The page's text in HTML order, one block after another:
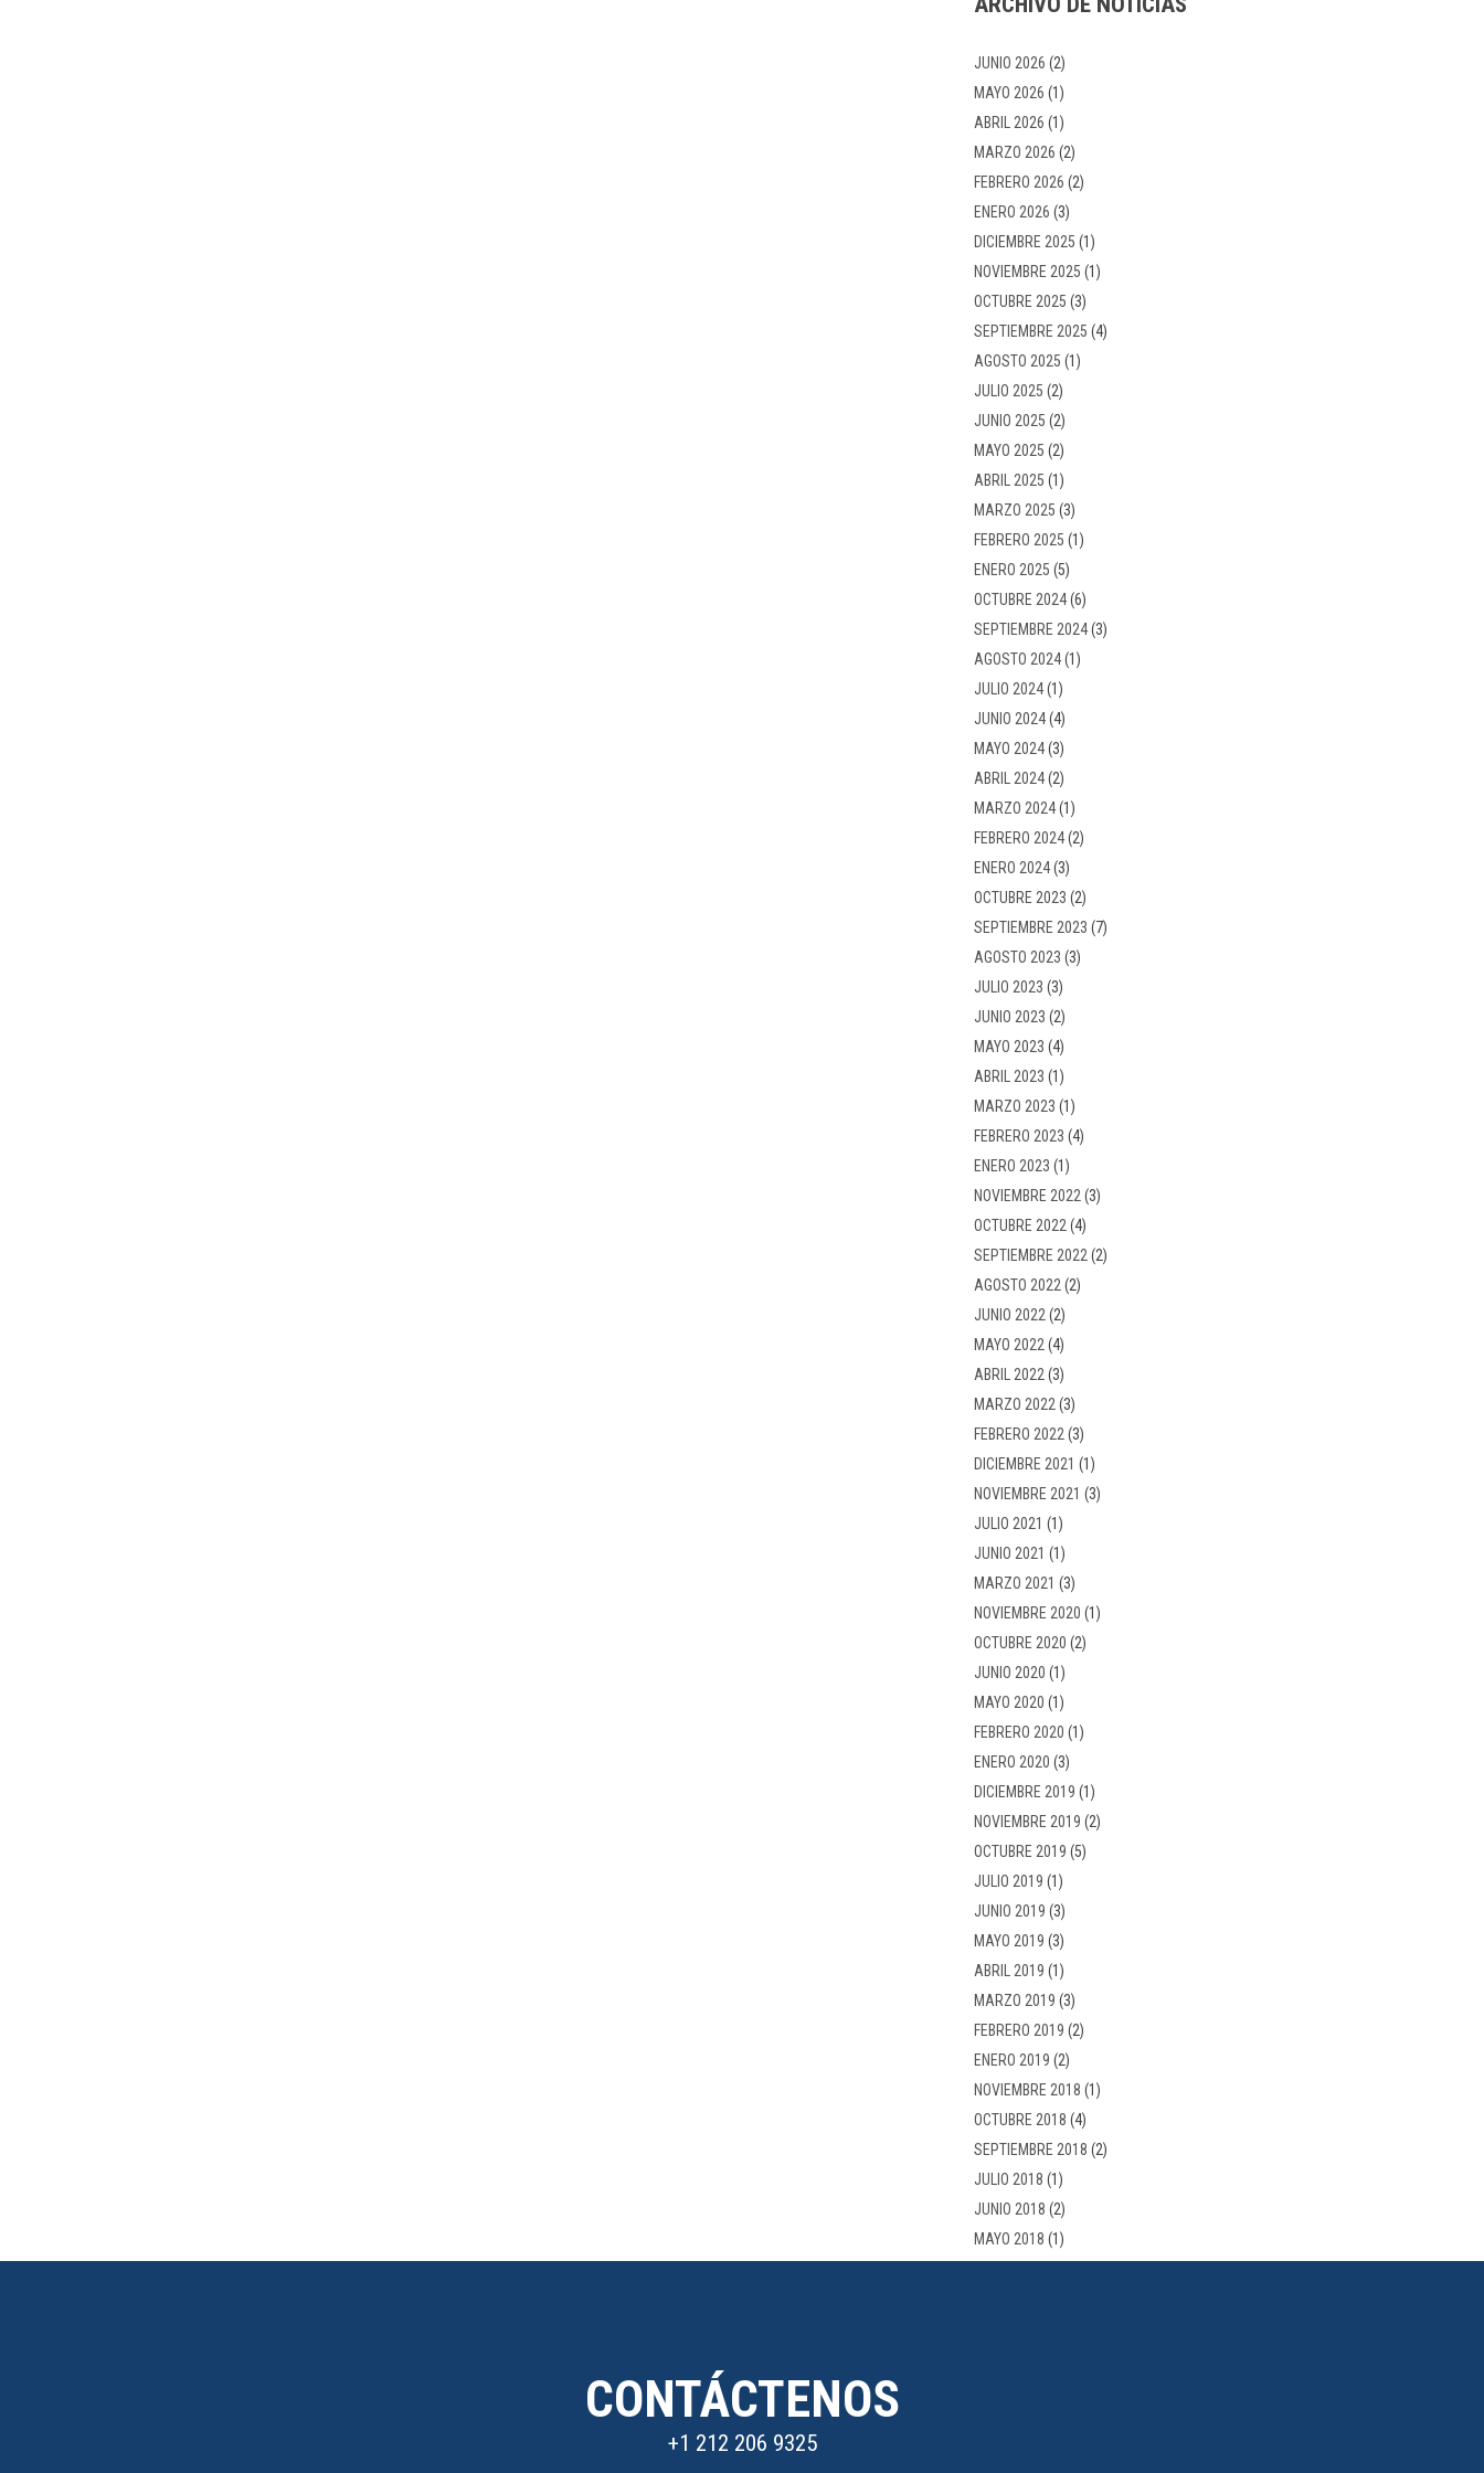
JUNIO 2026 (2)
MAYO 2026 (1)
ABRIL 2026 (1)
MARZO 2026 (2)
FEBRERO 2026 (2)
ENERO 2026 (3)
DICIEMBRE 2025 (1)
NOVIEMBRE 2025 (1)
OCTUBRE 2025 (3)
SEPTIEMBRE 2025 (4)
AGOSTO 2025 (1)
JULIO 2025 (2)
JUNIO 2025 (2)
MAYO 2025 (2)
ABRIL 2025 (1)
MARZO 2025 (3)
FEBRERO 2025 (1)
ENERO 2025 (5)
OCTUBRE 2024(6)
SEPTIEMBRE 2024(3)
AGOSTO 2024(1)
JULIO 2024(1)
JUNIO 2024(4)
MAYO 2024(3)
ABRIL 2024(2)
MARZO 2024(1)
FEBRERO 2024(2)
ENERO 2024(3)
OCTUBRE 2023 (2)
SEPTIEMBRE 2023 (7)
AGOSTO 2023 (3)
JULIO 2023 (3)
JUNIO 2023 (2)
MAYO 2023 (4)
ABRIL 2023 (1)
MARZO 2023 (1)
FEBRERO 2023 (4)
ENERO 2023 (1)
NOVIEMBRE 2022 (3)
OCTUBRE 2022 (4)
SEPTIEMBRE 2022 (2)
AGOSTO 2022 (2)
JUNIO 2022 (2)
MAYO 2022 (4)
ABRIL 2022 (3)
MARZO 2022 (3)
FEBRERO 2022 (3)
DICIEMBRE 2021 (1)
NOVIEMBRE 2021 (3)
JULIO 2021 (1)
JUNIO 2021 (1)
MARZO 2021 (3)
NOVIEMBRE 2020 (1)
OCTUBRE 2020 (2)
JUNIO 2020 (1)
MAYO 2020 (1)
FEBRERO 2020 (1)
ENERO 2020 (3)
DICIEMBRE 2019 (1)
NOVIEMBRE 2019 (2)
OCTUBRE 2019 (5)
JULIO 2019 (1)
JUNIO 2019 (3)
MAYO 2019 (3)
ABRIL 2019 (1)
MARZO 2019 (3)
FEBRERO 2019 (2)
ENERO 2019 (2)
NOVIEMBRE 2018 (1)
OCTUBRE 2018 (4)
SEPTIEMBRE 2018 (2)
JULIO 2018 (1)
JUNIO 2018 (2)
MAYO 2018 (1)
CONTÁCTENOS
+1 212 206 9325